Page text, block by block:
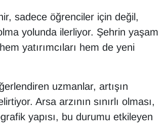
sadece öğrenciler için değil,
yolunda ilerliyor. Şehrin yaşam
yatırımcıları hem de yeni
uzmanlar, artışın
Arsa arzının sınırlı olması,
yapısı, bu durumu etkileyen